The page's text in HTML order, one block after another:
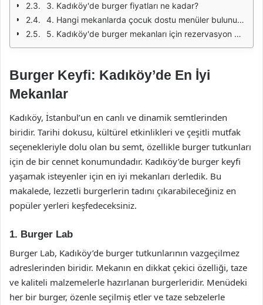
3. Kadıköy'de burger fiyatları ne kadar?
4. Hangi mekanlarda çocuk dostu menüler bulunuyor?
5. Kadıköy'de burger mekanları için rezervasyon gerekiyor mu?
Burger Keyfi: Kadıköy’de En İyi
Mekanlar
Kadıköy, İstanbul’un en canlı ve dinamik semtlerinden
biridir. Tarihi dokusu, kültürel etkinlikleri ve çeşitli mutfak
seçenekleriyle dolu olan bu semt, özellikle burger tutkunları
için de bir cennet konumundadır. Kadıköy’de burger keyfi
yaşamak isteyenler için en iyi mekanları derledik. Bu
makalede, lezzetli burgerlerin tadını çıkarabileceğiniz en
popüler yerleri keşfedeceksiniz.
1. Burger Lab
Burger Lab, Kadıköy’de burger tutkunlarının vazgeçilmez
adreslerinden biridir. Mekanın en dikkat çekici özelliği, taze
ve kaliteli malzemelerle hazırlanan burgerleridir. Menüdeki
her bir burger, özenle seçilmiş etler ve taze sebzelerle